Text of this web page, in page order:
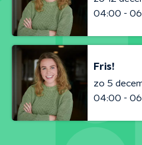
04:00 -
Fris!
zo 5
04:00 -